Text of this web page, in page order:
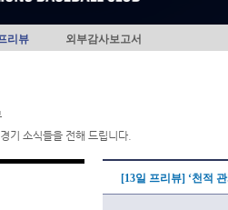
리뷰 외부감사보고서
기 소식들을 전해 드립니다.
[13일 프리뷰] ‘천적